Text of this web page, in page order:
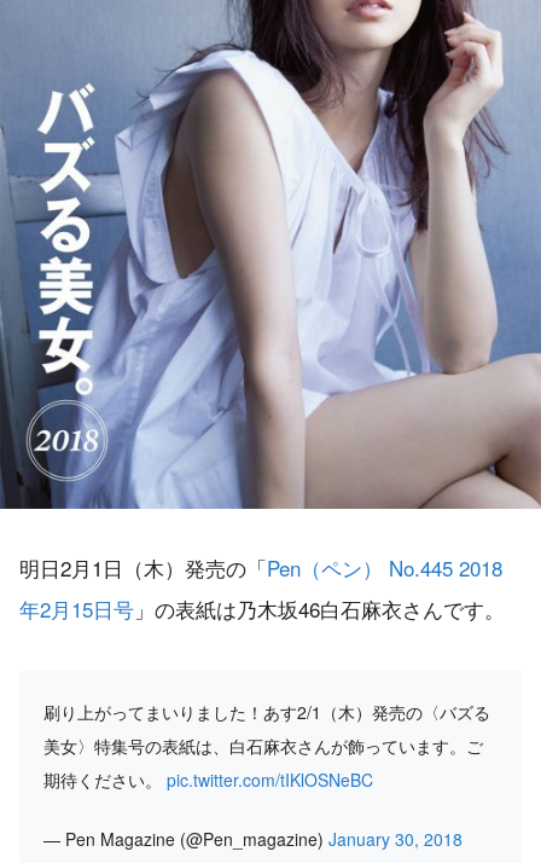
明日2月1日（木）発売の「Pen（ペン） No.445 2018
年2月15日号 」の表紙は乃木坂46白石麻衣さんです。
刷り上がってまいりました！あす2/1（木）発売の〈バズる
美女〉特集号の表紙は、白石麻衣さんが飾っています。ご
期待ください。 pic.twitter.com/tIKlOSNeBC
— Pen Magazine (@Pen_magazine) January 30, 2018